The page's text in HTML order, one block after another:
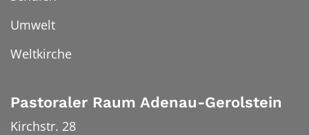
Umwelt
Weltkirche
Pastoraler Raum Adenau-Gerolstein
Kirchstr. 28